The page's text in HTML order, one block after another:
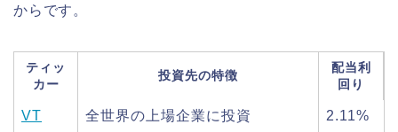
からです。
ティッ
カー
投資先の特徴
配当利
回り
VT 全世界の上場企業に投資 2.11%